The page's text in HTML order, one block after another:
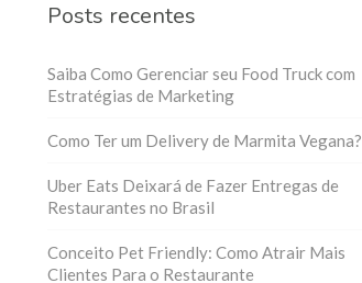
Posts recentes
Saiba Como Gerenciar seu Food Truck com
Estratégias de Marketing
Como Ter um Delivery de Marmita Vegana?
Uber Eats Deixará de Fazer Entregas de
Restaurantes no Brasil
Conceito Pet Friendly: Como Atrair Mais
Clientes Para o Restaurante